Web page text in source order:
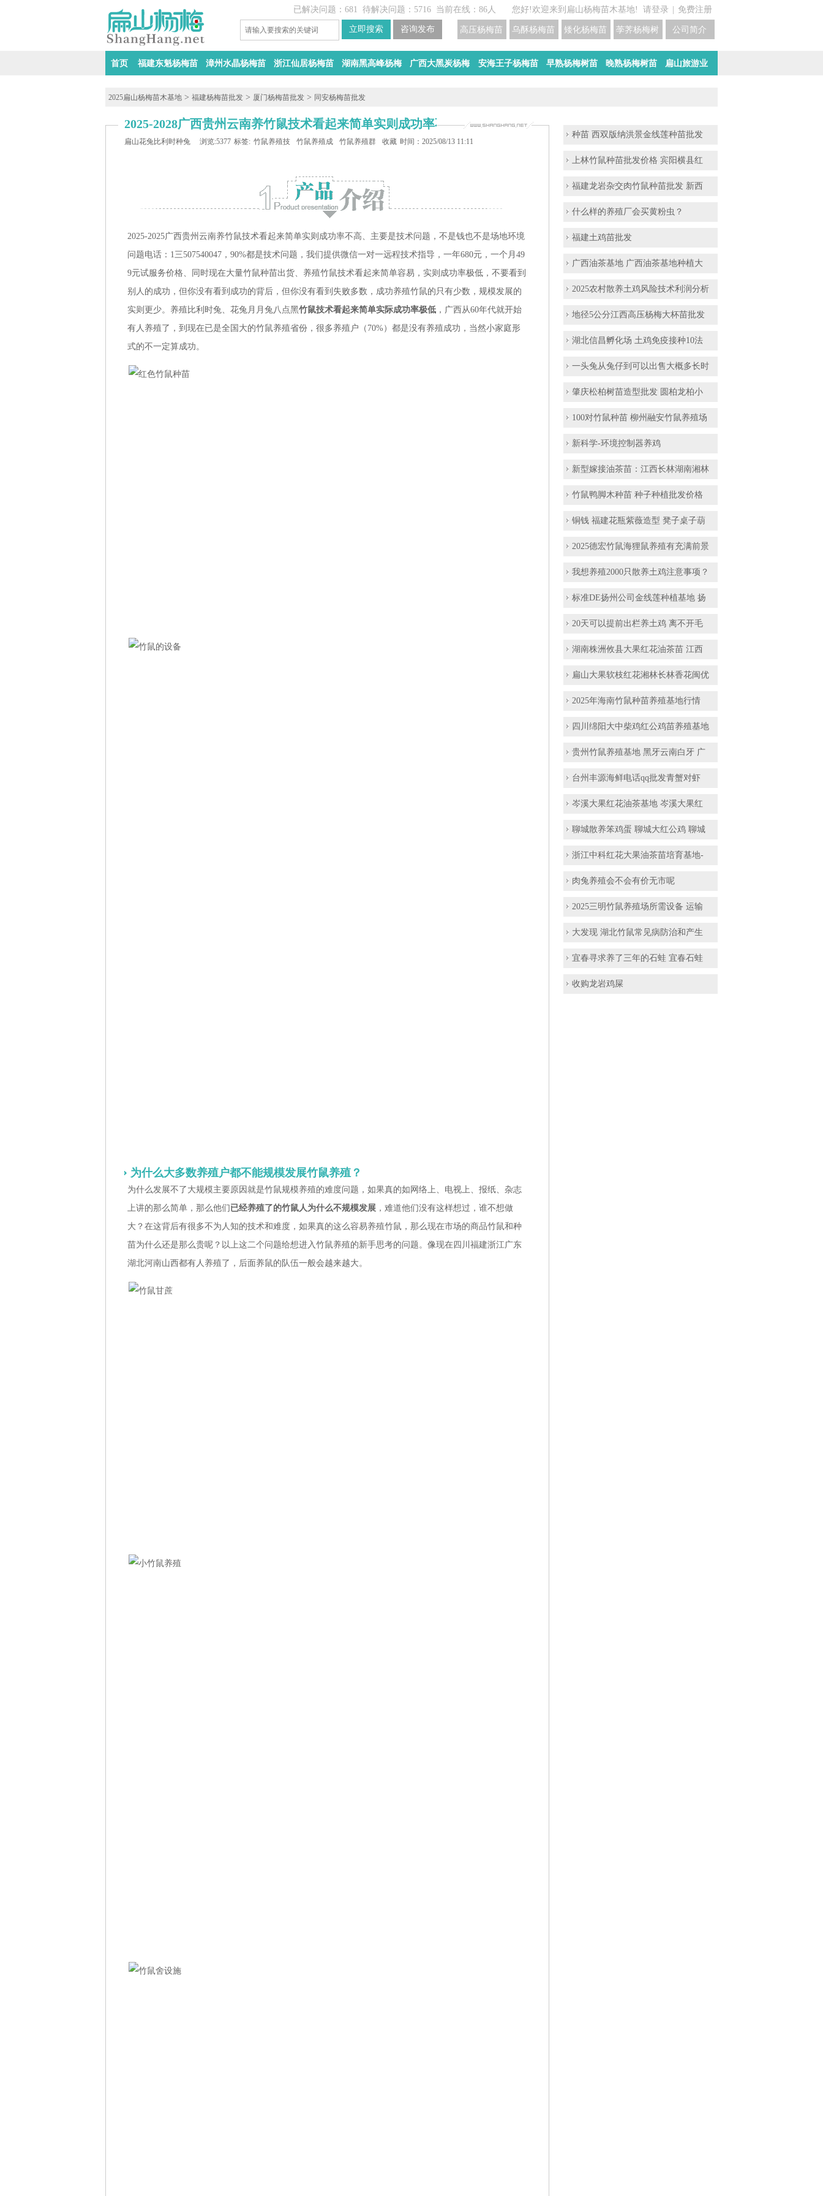
您好!欢迎来到扁山杨梅苗木基地! 请登录 免费注册
已解决问题：681 待解决问题：5716 当前在线：86人
公司简介
荸荠杨梅树苗培育
矮化杨梅苗价格
乌酥杨梅苗培育基地
高压杨梅苗
首页 福建东魁杨梅苗 漳州水晶杨梅苗 浙江仙居杨梅苗 湖南黑高峰杨梅 广西大黑炭杨梅 安海王子杨梅苗 早熟杨梅树苗 晚熟杨梅树苗 扁山旅游业
2025扁山杨梅苗木基地 > 福建杨梅苗批发 > 厦门杨梅苗批发 > 同安杨梅苗批发
2025-2028广西贵州云南养竹鼠技术看起来简单实则成功率不高
扁山花兔比利时种兔 浏览:5377 标签: 竹鼠养殖技术竹鼠养殖成功率竹鼠养殖群 收藏 时间：2025/08/13 11:11
2025-2025广西贵州云南养竹鼠技术看起来简单实则成功率不高、主要是技术问题，不是钱也不是场地环境
问题电话：1三507540047，90%都是技术问题，我们提供微信一对一远程技术指导，一年680元，一个月49
9元试服务价格、同时现在大量竹鼠种苗出货、养殖竹鼠技术看起来简单容易，实则成功率极低，不要看到
别人的成功，但你没有看到成功的背后，但你没有看到失败多数，成功养殖竹鼠的只有少数，规模发展的
实则更少。养殖比利时兔、花兔月月兔八点黑竹鼠技术看起来简单实际成功率极低 ，广西从60年代就开始
有人养殖了，到现在已是全国大的竹鼠养殖省份，很多养殖户（70%）都是没有养殖成功，当然小家庭形
式的不一定算成功。
为什么大多数养殖户都不能规模发展竹鼠养殖？
为什么发展不了大规模主要原因就是竹鼠规模养殖的难度问题，如果真的如网络上、电视上、报纸、杂志
上讲的那么简单，那么他们 已经养殖了的竹鼠人为什么不规模发展 ，难道他们没有这样想过，谁不想做
大？在这背后有很多不为人知的技术和难度，如果真的这么容易养殖竹鼠，那么现在市场的商品竹鼠和种
苗为什么还是那么贵呢？以上这二个问题给想进入竹鼠养殖的新手思考的问题。像现在四川福建浙江广东
湖北河南山西都有人养殖了，后面养鼠的队伍一般会越来越大。
种苗 西双版纳洪景金线莲种苗批发
上林竹鼠种苗批发价格 宾阳横县红
福建龙岩杂交肉竹鼠种苗批发 新西
什么样的养殖厂会买黄粉虫？
福建土鸡苗批发
广西油茶基地 广西油茶基地种植大
2025农村散养土鸡风险技术利润分析
地径5公分江西高压杨梅大杯苗批发
湖北信昌孵化场 土鸡免疫接种10法
一头兔从兔仔到可以出售大概多长时
肇庆松柏树苗造型批发 圆柏龙柏小
100对竹鼠种苗 柳州融安竹鼠养殖场
新科学-环境控制器养鸡
新型嫁接油茶苗：江西长林湖南湘林
竹鼠鸭脚木种苗 种子种植批发价格
铜钱 福建花瓶紫薇造型 凳子桌子葫
2025德宏竹鼠海狸鼠养殖有充满前景
我想养殖2000只散养土鸡注意事项？
标准DE扬州公司金线莲种植基地 扬
20天可以提前出栏养土鸡 离不开毛
湖南株洲攸县大果红花油茶苗 江西
扁山大果软枝红花湘林长林香花闽优
2025年海南竹鼠种苗养殖基地行情
四川绵阳大中柴鸡红公鸡苗养殖基地
贵州竹鼠养殖基地 黑牙云南白牙 广
台州丰源海鲜电话qq批发青蟹对虾
岑溪大果红花油茶基地 岑溪大果红
聊城散养笨鸡蛋 聊城大红公鸡 聊城
浙江中科红花大果油茶苗培育基地-
肉兔养殖会不会有价无市呢
2025三明竹鼠养殖场所需设备 运输
大发现 湖北竹鼠常见病防治和产生
宜春寻求养了三年的石蛙 宜春石蛙
收购龙岩鸡屎